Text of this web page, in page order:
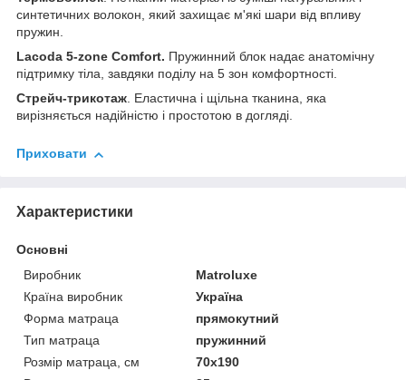
синтетичних волокон, який захищає м'які шари від впливу
пружин.
Lacoda 5-zone Comfort. Пружинний блок надає анатомічну
підтримку тіла, завдяки поділу на 5 зон комфортності.
Стрейч-трикотаж. Еластична і щільна тканина, яка
вирізняється надійністю і простотою в догляді.
Приховати
Характеристики
Основні
Виробник
Matroluxe
Країна виробник
Україна
Форма матраца
прямокутний
Тип матраца
пружинний
Розмір матраца, см
70х190